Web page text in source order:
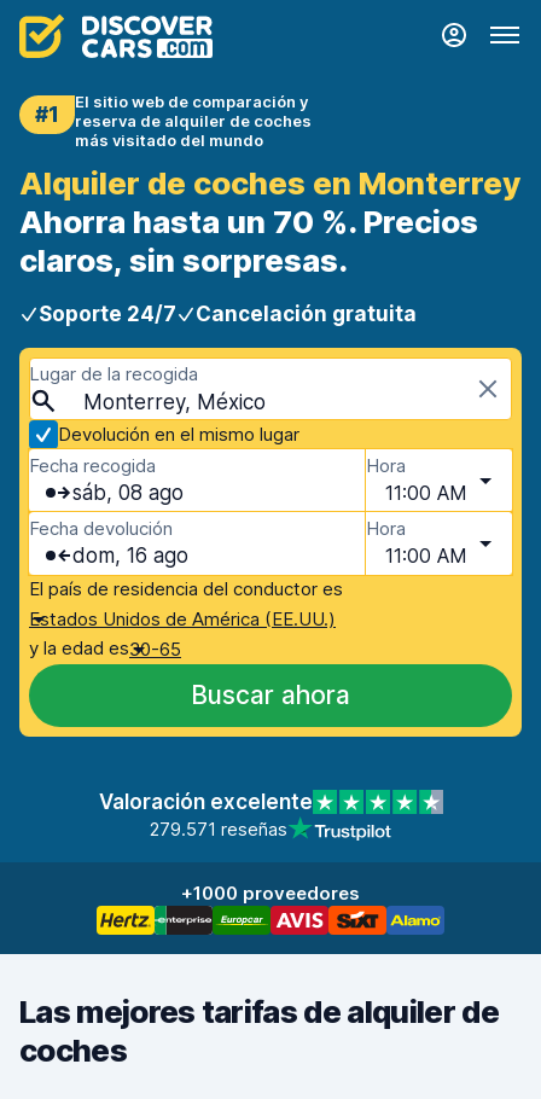
#1
El sitio web de comparación y
reserva de alquiler de coches
más visitado del mundo
Alquiler de coches en Monterrey
Ahorra hasta un 70 %. Precios
claros, sin sorpresas.
Soporte 24/7 Cancelación gratuita
Lugar de la recogida
Monterrey, México
Devolución en el mismo lugar
Fecha recogida
sáb, 08 ago
Hora
11:00 AM
Fecha devolución
dom, 16 ago
Hora
11:00 AM
El país de residencia del conductor es
Estados Unidos de América (EE.UU.)
y la edad es30-65
Buscar ahora
Valoración excelente
279.571 reseñas
+1000 proveedores
Las mejores tarifas de alquiler de
coches